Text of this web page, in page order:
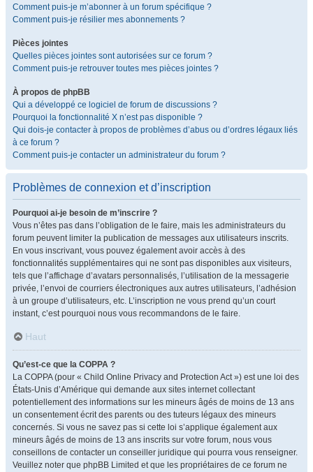
Comment puis-je m’abonner à un forum spécifique ?
Comment puis-je résilier mes abonnements ?
Pièces jointes
Quelles pièces jointes sont autorisées sur ce forum ?
Comment puis-je retrouver toutes mes pièces jointes ?
À propos de phpBB
Qui a développé ce logiciel de forum de discussions ?
Pourquoi la fonctionnalité X n’est pas disponible ?
Qui dois-je contacter à propos de problèmes d’abus ou d’ordres légaux liés
à ce forum ?
Comment puis-je contacter un administrateur du forum ?
Problèmes de connexion et d’inscription
Pourquoi ai-je besoin de m’inscrire ?
Vous n’êtes pas dans l’obligation de le faire, mais les administrateurs du
forum peuvent limiter la publication de messages aux utilisateurs inscrits.
En vous inscrivant, vous pouvez également avoir accès à des
fonctionnalités supplémentaires qui ne sont pas disponibles aux visiteurs,
tels que l’affichage d’avatars personnalisés, l’utilisation de la messagerie
privée, l’envoi de courriers électroniques aux autres utilisateurs, l’adhésion
à un groupe d’utilisateurs, etc. L’inscription ne vous prend qu’un court
instant, c’est pourquoi nous vous recommandons de le faire.
Haut
Qu’est-ce que la COPPA ?
La COPPA (pour « Child Online Privacy and Protection Act ») est une loi des
États-Unis d’Amérique qui demande aux sites internet collectant
potentiellement des informations sur les mineurs âgés de moins de 13 ans
un consentement écrit des parents ou des tuteurs légaux des mineurs
concernés. Si vous ne savez pas si cette loi s’applique également aux
mineurs âgés de moins de 13 ans inscrits sur votre forum, nous vous
conseillons de contacter un conseiller juridique qui pourra vous renseigner.
Veuillez noter que phpBB Limited et que les propriétaires de ce forum ne